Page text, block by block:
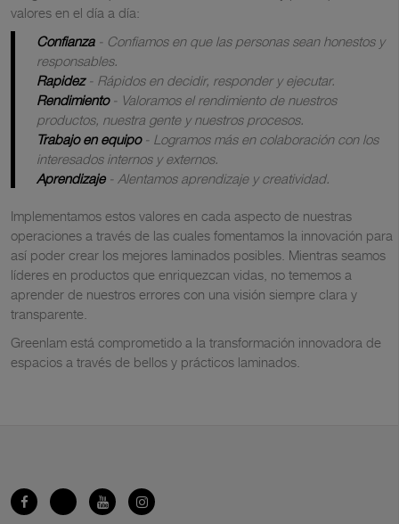
valores en el día a día:
Confianza- Confiamos en que las personas sean honestos y
responsables.
Rapidez- Rápidos en decidir, responder y ejecutar.
Rendimiento- Valoramos el rendimiento de nuestros
productos, nuestra gente y nuestros procesos.
Trabajo en equipo- Logramos más en colaboración con los
interesados internos y externos.
Aprendizaje- Alentamos aprendizaje y creatividad.
Implementamos estos valores en cada aspecto de nuestras
operaciones a través de las cuales fomentamos la innovación para
así poder crear los mejores laminados posibles. Mientras seamos
líderes en productos que enriquezcan vidas, no tememos a
aprender de nuestros errores con una visión siempre clara y
transparente.
Greenlam está comprometido a la transformación innovadora de
espacios a través de bellos y prácticos laminados.